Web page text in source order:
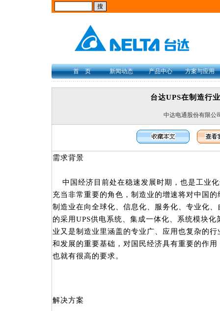
首 页 新闻动态 产品中心 方案与应用
台达UPS在制造行
中达电通股份有限公
需求背景
中国经济目前处在稳速发展时期，也是工业
充当非常重要的角色，制造业的增速将对中国
制造业在向全球化、信息化、服务化、专业化
的采用UPS供电系统、集成一体化、系统模块
业又是制造业里涵盖的专业广、应用也复杂的
和发展的重要基础，对国民经济具有重要的作
也就有很高的要求。
解决方案